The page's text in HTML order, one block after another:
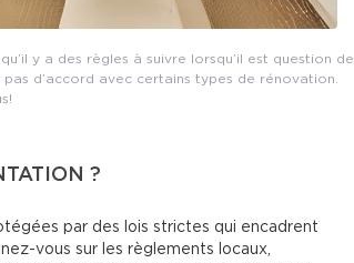
y a des règles à suivre lorsqu’il est question de
d’accord avec certains types de rénovation.
?
par des lois strictes qui encadrent
vous sur les règlements locaux,